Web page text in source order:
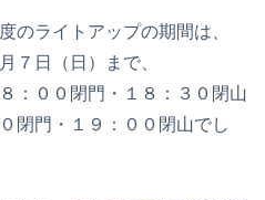
のライトアップの期間は、
７日（日）まで、
：００閉門・１８：３０閉山
閉門・１９：００閉山でし